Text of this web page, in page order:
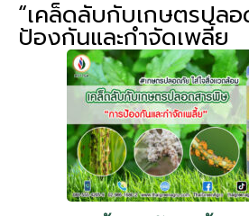
“เคล็ดลับกับเกษตรปล
ป้องกันและกำจัดเพลี้ย